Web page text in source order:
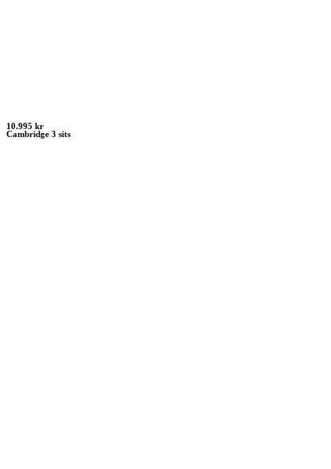
10.995 kr
Cambridge 3 sits